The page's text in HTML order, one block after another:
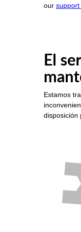
our support
El
Estamos
disposición